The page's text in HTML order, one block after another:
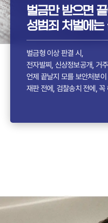
벌금만 받으면
성범죄 처벌에는
벌금형 이상 판결 시,
전자발찌, 신상정보공개, 거
언제 끝날지 모를 보안처분
재판 전에, 검찰송치 전에, 꼭